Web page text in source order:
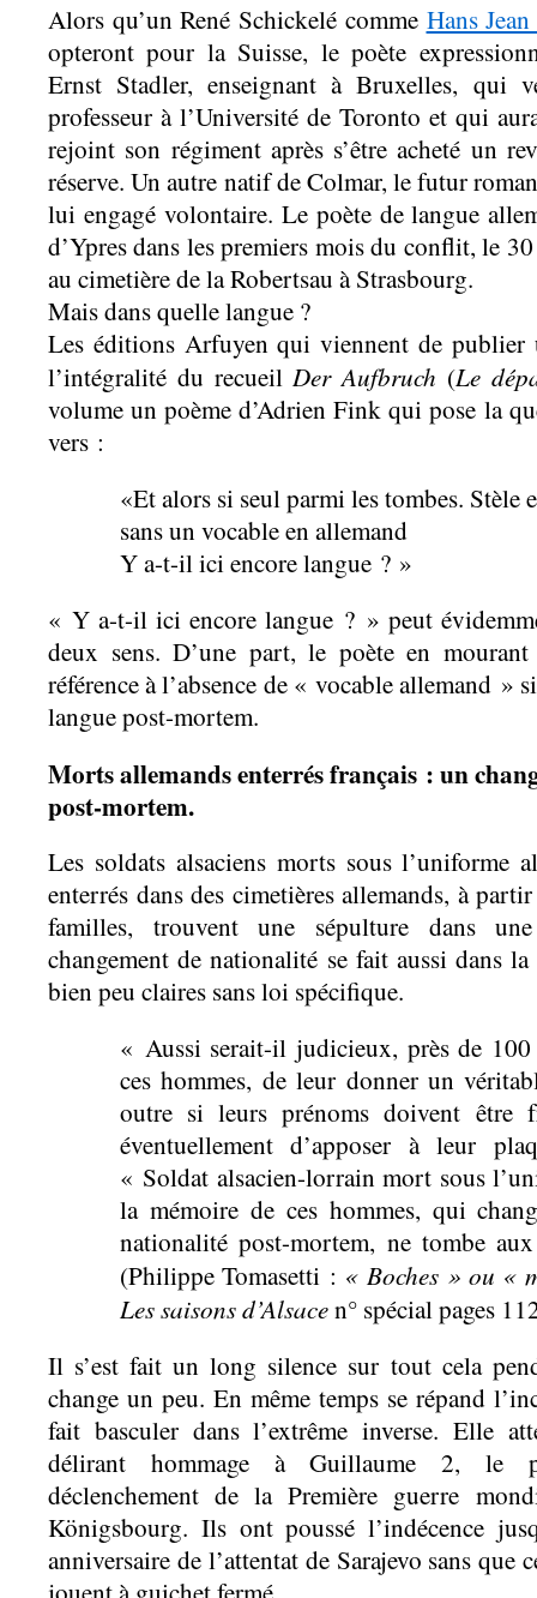
Alors qu’un René Schickelé comme Hans
opteront pour la Suisse, le poète
Ernst Stadler, enseignant à Bruxelles, qui
professeur à l’Université de Toronto et qui
rejoint son régiment après s’être acheté un
réserve. Un autre natif de Colmar, le futur
lui engagé volontaire. Le poète de langue
d’Ypres dans les premiers mois du conflit, le
au cimetière de la Robertsau à Strasbourg.
Mais dans quelle langue ?
Les éditions Arfuyen qui viennent de publier
l’intégralité du recueilDer Aufbruch (Le
volume un poème d’Adrien Fink qui pose la
vers :
«Et alors si seul parmi les tombes.
sans un vocable en allemand
Y a-t-il ici encore langue ? »
« Y a-t-il ici encore langue ? » peut
deux sens. D’une part, le poète en
référence à l’absence de « vocable allemand »
langue post-mortem.
Morts allemands enterrés français : un
post-mortem.
Les soldats alsaciens morts sous l’uniforme
enterrés dans des cimetières allemands, à
familles, trouvent une sépulture dans
changement de nationalité se fait aussi dans
bien peu claires sans loi spécifique.
« Aussi serait-il judicieux, près de
ces hommes, de leur donner un
outre si leurs prénoms doivent être
éventuellement d’apposer à leur
« Soldat alsacien-lorrain mort sous
la mémoire de ces hommes, qui
nationalité post-mortem, ne tombe
(Philippe Tomasetti : « Boches » ou «
Les saisons d’Alsacen° spécial pages
Il s’est fait un long silence sur tout cela
change un peu. En même temps se répand
fait basculer dans l’extrême inverse. Elle
délirant hommage à Guillaume 2, le
déclenchement de la Première guerre
Königsbourg. Ils ont poussé l’indécence
anniversaire de l’attentat de Sarajevo sans que